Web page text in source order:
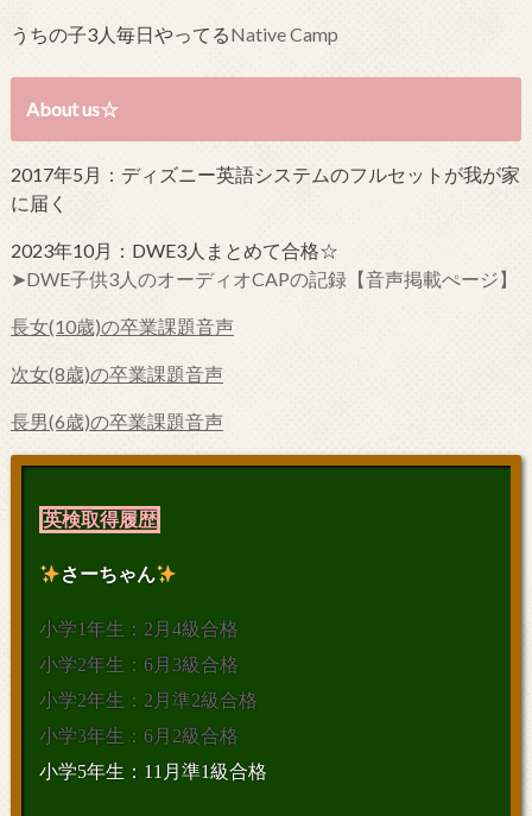
うちの子3人毎日やってるNative Camp
About us☆
2017年5月：ディズニー英語システムのフルセットが我が家
に届く
2023年10月：DWE3人まとめて合格☆
➤DWE子供3人のオーディオCAPの記録【音声掲載ぺージ】
長女(10歳)の卒業課題音声
次女(8歳)の卒業課題音声
長男(6歳)の卒業課題音声
英検取得履歴
さーちゃん
小学1年生：2月4級合格
小学2年生：6月3級合格
小学2年生：2月準2級合格
小学3年生：6月2級合格
小学5年生：11月準1級合格